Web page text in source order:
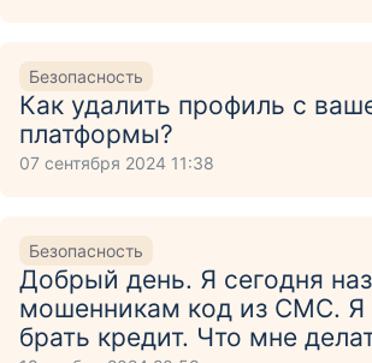
Безопасность
Как удалить профиль с
платформы?
07 сентября 2024 11:38
Безопасность
Добрый день. Я сегодня
мошенникам код из СМС. Я
брать кредит. Что мне